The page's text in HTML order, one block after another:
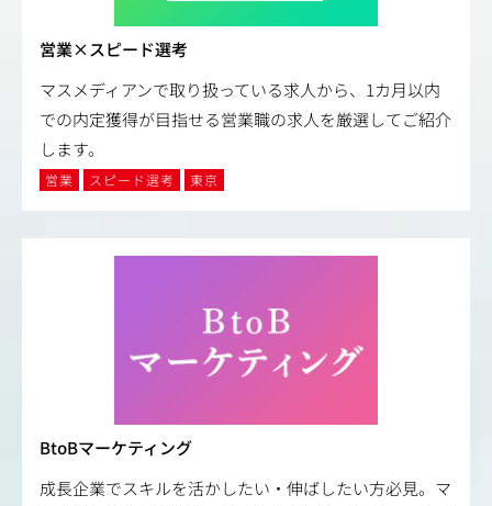
営業×スピード選考
マスメディアンで取り扱っている求人から、1カ月以内
での内定獲得が目指せる営業職の求人を厳選してご紹介
します。
営業 スピード選考 東京
BtoBマーケティング
成長企業でスキルを活かしたい・伸ばしたい方必見。マ